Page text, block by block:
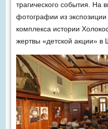
трагического события. На
фотографии из
комплекса истории
жертвы «детской акции» в